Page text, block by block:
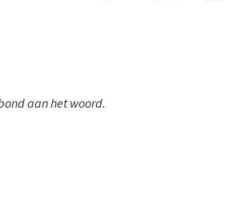
aan het woord.